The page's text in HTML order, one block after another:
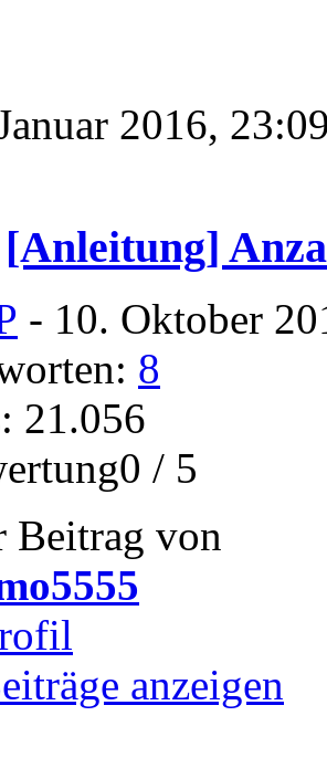
2016,
[Anleitung]
- 10. Oktober
8
21.056
/ 5
Beitrag von
anzeigen